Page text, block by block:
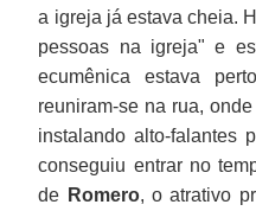
a igreja já estava cheia.
pessoas na igreja" e
ecumênica estava
reuniram-se na rua,
instalando alto-falantes
conseguiu entrar no
de Romero, o atrativo